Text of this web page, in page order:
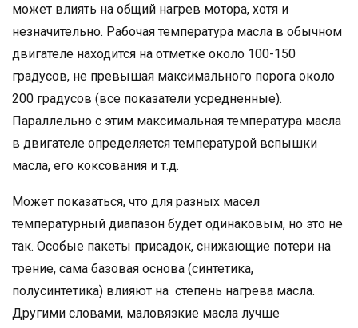
может влиять на общий нагрев мотора, хотя и
незначительно. Рабочая температура масла в обычном
двигателе находится на отметке около 100-150
градусов, не превышая максимального порога около
200 градусов (все показатели усредненные).
Параллельно с этим максимальная температура масла
в двигателе определяется температурой вспышки
масла, его коксования и т.д.
Может показаться, что для разных масел
температурный диапазон будет одинаковым, но это не
так. Особые пакеты присадок, снижающие потери на
трение, сама базовая основа (синтетика,
полусинтетика) влияют на степень нагрева масла.
Другими словами, маловязкие масла лучше